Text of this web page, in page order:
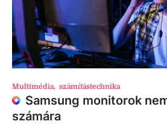
Multimédia, számítástechnika
Samsung monitorok
számára